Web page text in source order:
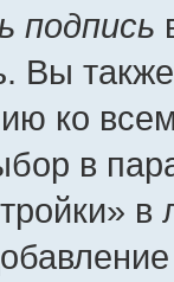
подпись
Вы
ко
в